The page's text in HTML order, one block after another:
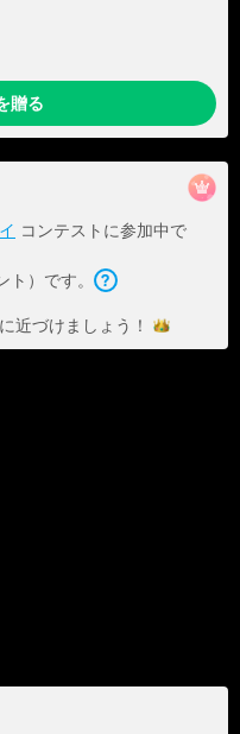
贈る
コンテストに参加中で
ト）です。
近づけま しょう！